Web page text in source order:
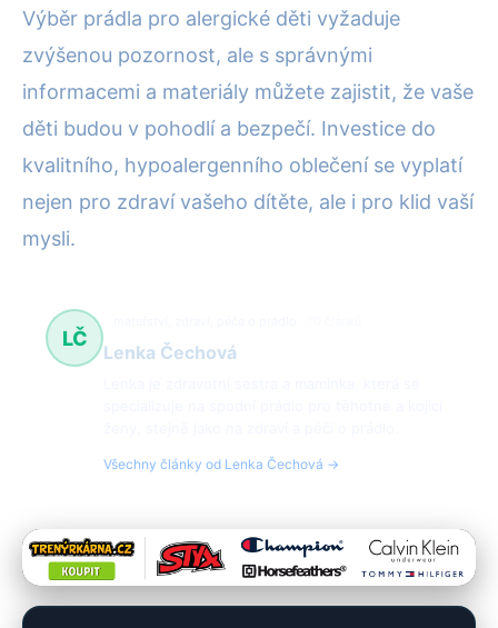
Výběr prádla pro alergické děti vyžaduje
zvýšenou pozornost, ale s správnými
informacemi a materiály můžete zajistit, že vaše
děti budou v pohodlí a bezpečí. Investice do
kvalitního, hypoalergenního oblečení se vyplatí
nejen pro zdraví vašeho dítěte, ale i pro klid vaší
mysli.
LČ
Lenka Čechová
Všechny články od Lenka Čechová →